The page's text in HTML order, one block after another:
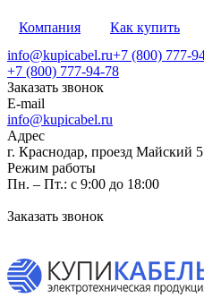
Компания Как купить
info@kupicabel.ru+7 (800) 777-
+7 (800) 777-94-78
Заказать звонок
E-mail
info@kupicabel.ru
Адрес
г. Краснодар, проезд Майский 5
Режим работы
Пн. – Пт.: с 9:00 до 18:00
Заказать звонок